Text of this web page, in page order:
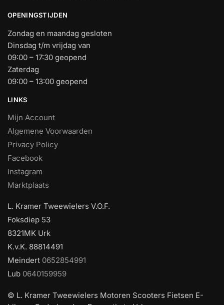
OPENINGSTIJDEN
Zondag en maandag gesloten
Dinsdag t/m vrijdag van
09:00 – 17:30 geopend
Zaterdag
09:00 – 13:00 geopend
LINKS
Mijn Account
Algemene Voorwaarden
Privacy Policy
Facebook
Instagram
Marktplaats
L. Kramer Tweewielers V.O.F.
Foksdiep 53
8321MK Urk
K.v.K. 88814491
Meindert 0652854991
Lub 0640159959
© L. Kramer Tweewielers Motoren Scooters Fietsen E-